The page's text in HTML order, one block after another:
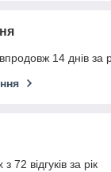
14 днів за
72 відгуків за рік